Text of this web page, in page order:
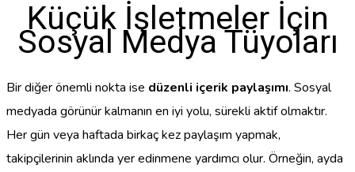
Küçük İşletmeler İçin
Sosyal Medya Tüyoları
Bir diğer önemli nokta ise düzenli içerik paylaşımı. Sosyal
medyada görünür kalmanın en iyi yolu, sürekli aktif olmaktır.
Her gün veya haftada birkaç kez paylaşım yapmak,
takipçilerinin aklında yer edinmene yardımcı olur. Örneğin, ayda